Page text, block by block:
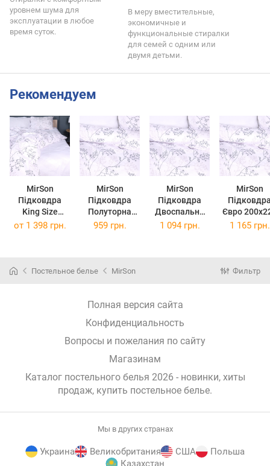
уровнем шума для
эксплуатации в любое
время суток.
В меру вместительные,
экономичные и
функциональные стиралки
для семей с одним или
двумя детьми.
Рекомендуем
MirSon
Підковдра
King Size
220х240 см 17-
MirSon
Підковдра
Полуторна
143х210 см 17-
MirSon
Підковдра
Двоспальна
175х210 см 17-
MirSon
Євро
см 17-
от 1 398 грн. 959 грн. 1 094 грн. 1 165 грн.
Постельное белье MirSon Фильтр
Полная версия сайта
Конфиденциальность
Вопросы и пожелания по сайту
Магазинам
Каталог постельного белья 2026 - новинки, хиты
продаж, купить постельное белье.
Мы в других странах
Украина Великобритания США
Польша
Казахстан